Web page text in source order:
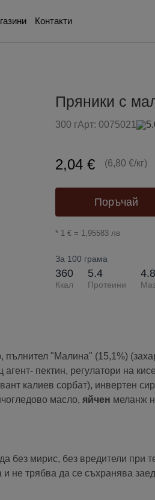
Контакти
Пряники с
300 гАрт: 0075021
2,04 € (6,80 €/кг)
Поръчай
* 1 € = 1,95583 лв
За 100 грама
360
Ккал
5.4
Протеини
4.8
пълнител "Малина" (15,1%)
пектин, регулатори на
калиев сорбат), инвертен
масло, яйчен меланж
без мирис, без вредители при
не трябва да се съхранява